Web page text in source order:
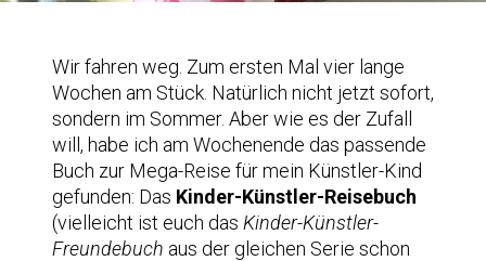
Wir fahren weg. Zum ersten Mal vier lange
Wochen am Stück. Natürlich nicht jetzt sofort,
sondern im Sommer. Aber wie es der Zufall
will, habe ich am Wochenende das passende
Buch zur Mega-Reise für mein Künstler-Kind
gefunden: Das Kinder-Künstler-Reisebuch
(vielleicht ist euch das Kinder-Künstler-
Freundebuch aus der gleichen Serie schon